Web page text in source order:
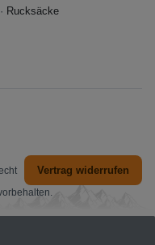
· Rucksäcke
Vertrag widerrufen